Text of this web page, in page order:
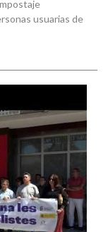
usuarias de